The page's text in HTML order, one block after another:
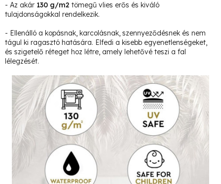
- Az akár 130 g/m2 tömegű vlies erős és kiváló
tulajdonságokkal rendelkezik.
- Ellenálló a kopásnak, karcolásnak, szennyeződésnek és nem
tágul ki ragasztó hatására. Elfedi a kisebb egyenetlenségeket,
és szigetelő réteget hoz létre, amely lehetővé teszi a fal
lélegzését.